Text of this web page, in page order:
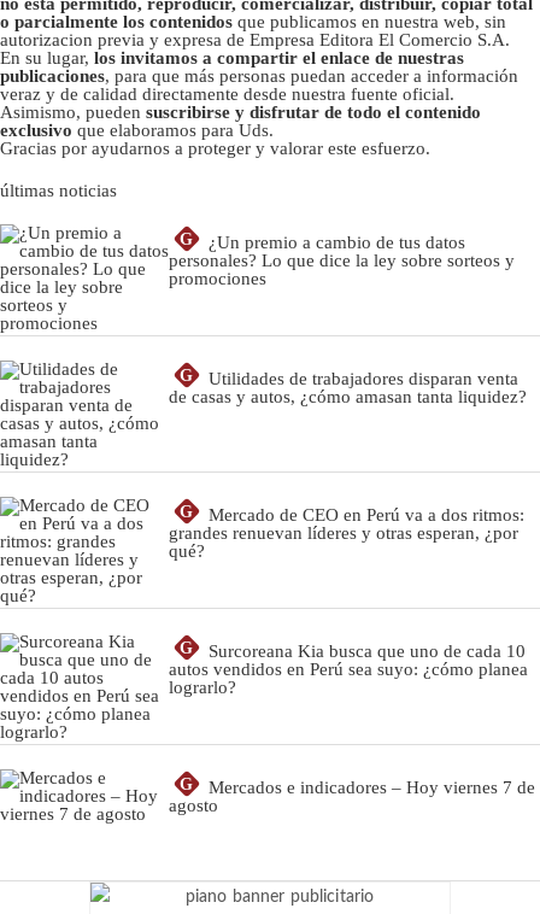
o parcialmente los contenidos que publicamos en nuestra web, sin
autorizacion previa y expresa de Empresa Editora El Comercio S.A.
En su lugar, los invitamos a compartir el enlace de nuestras
publicaciones, para que más personas puedan acceder a información
veraz y de calidad directamente desde nuestra fuente oficial.
Asimismo, pueden suscribirse y disfrutar de todo el contenido
exclusivo que elaboramos para Uds.
Gracias por ayudarnos a proteger y valorar este esfuerzo.
últimas noticias
G
¿Un premio a cambio de tus datos
personales? Lo que dice la ley sobre sorteos y
promociones
G
Utilidades de trabajadores disparan venta
de casas y autos, ¿cómo amasan tanta liquidez?
G
Mercado de CEO en Perú va a dos ritmos:
grandes renuevan líderes y otras esperan, ¿por
qué?
G
Surcoreana Kia busca que uno de cada 10
autos vendidos en Perú sea suyo: ¿cómo planea
lograrlo?
G
Mercados e indicadores – Hoy viernes 7 de
agosto